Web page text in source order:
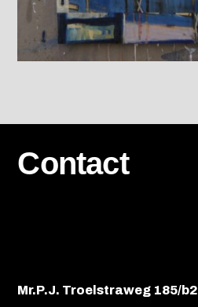
Contact
Mr.P.J. Troelstraweg 185/b2